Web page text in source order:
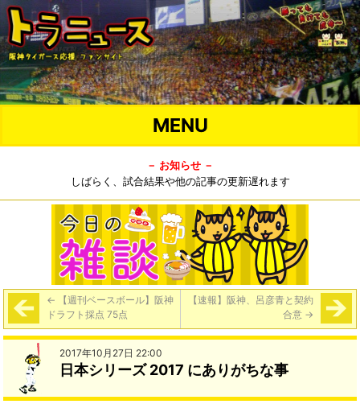
MENU
－ お知らせ －
しばらく、試合結果や他の記事の更新遅れます
← 【週刊ベースボール】阪神
ドラフト採点 75点
【速報】阪神、呂彦青と契約
合意 →
2017年10月27日 22:00
日本シリーズ 2017 にありがちな事